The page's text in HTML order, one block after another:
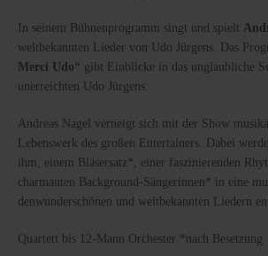
In seinem Bühnenprogramm singt und spielt
weltbekannten Lieder von Udo Jürgens. Das
Merci Udo“ gibt Einblicke in das unglaubliche
unerreichten Udo Jürgens.
Andreas Nagel verneigt sich mit der Show
Lebenswerk des großen Entertainers. Dabei
ihm, einem Bläsersatz*, einer faszinierenden
charmanten Background-Sängerinnen* in eine
denwunderschönen und weltbekannten Liedern
Quartett bis 12-Mann Orchester *nach Besetzung